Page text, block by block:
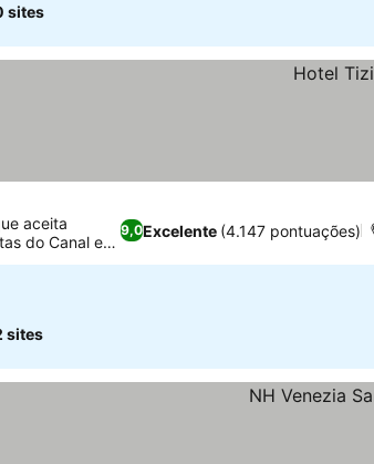
sites
9,0Excelente (4.147 pontuações)
aceita
do Canal e
sites